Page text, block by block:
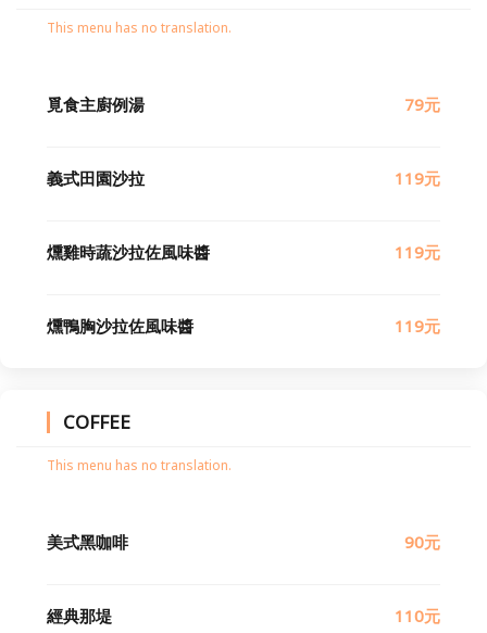
This menu has no translation.
覓食主廚例湯 79元
義式田園沙拉 119元
燻雞時蔬沙拉佐風味醬 119元
燻鴨胸沙拉佐風味醬 119元
COFFEE
This menu has no translation.
美式黑咖啡 90元
經典那堤 110元